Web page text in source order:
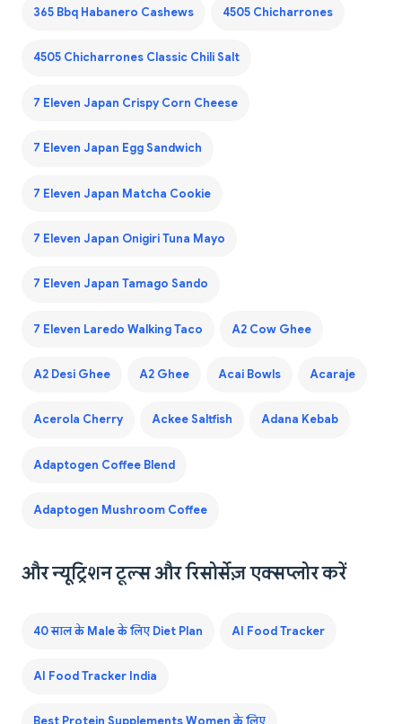
365 Bbq Habanero Cashews 4505 Chicharrones
4505 Chicharrones Classic Chili Salt
7 Eleven Japan Crispy Corn Cheese
7 Eleven Japan Egg Sandwich
7 Eleven Japan Matcha Cookie
7 Eleven Japan Onigiri Tuna Mayo
7 Eleven Japan Tamago Sando
7 Eleven Laredo Walking Taco A2 Cow Ghee
A2 Desi Ghee A2 Ghee Acai Bowls Acaraje
Acerola Cherry Ackee Saltfish Adana Kebab
Adaptogen Coffee Blend
Adaptogen Mushroom Coffee
और न्यूट्रिशन टूल्स और रिसोर्सेज़ एक्सप्लोर करें
40 साल के Male के लिए Diet Plan AI Food Tracker
AI Food Tracker India